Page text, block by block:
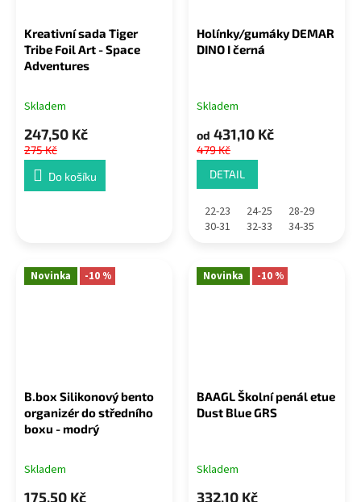
Kreativní sada Tiger
Tribe Foil Art - Space
Adventures
Skladem
247,50 Kč
275 Kč
Do košíku
Holínky/gumáky DEMAR
DINO I černá
Skladem
od 431,10 Kč
479 Kč
DETAIL
22-23 24-25
28-29
30-31
32-33 34-35
Novinka -10 %
B.box Silikonový bento
organizér do středního
boxu - modrý
Skladem
175,50 Kč
Novinka -10 %
BAAGL Školní penál etue
Dust Blue GRS
Skladem
332,10 Kč